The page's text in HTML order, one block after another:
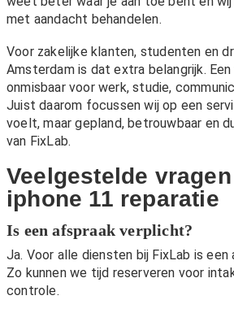
met aandacht behandelen.
Voor zakelijke klanten, studenten en
Amsterdam is dat extra belangrijk.
onmisbaar voor werk, studie,
Juist daarom focussen wij op een
voelt, maar gepland, betrouwbaar en
van FixLab.
Veelgestelde
iphone 11 reparatie
Is een afspraak verplicht?
Ja. Voor alle diensten bij FixLab is
Zo kunnen we tijd reserveren voor
controle.